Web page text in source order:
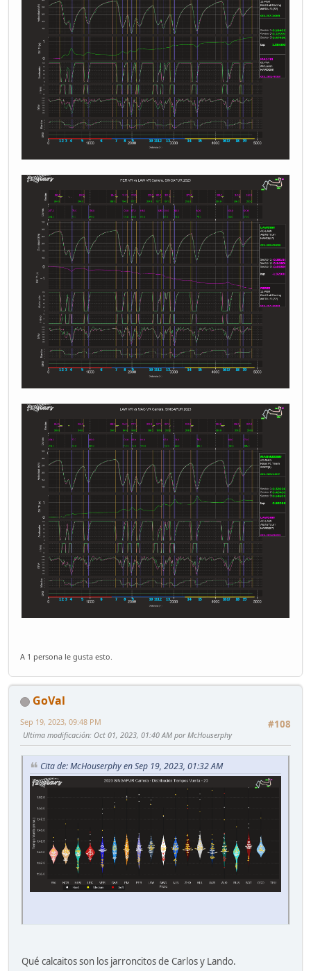
A 1 persona le gusta esto.
GoVal
#108
Sep 19, 2023, 09:48 PM
Ultima modificación: Oct 01, 2023, 01:40 AM por McHouserphy
Cita de: McHouserphy en Sep 19, 2023, 01:32 AM
Qué calcaitos son los jarroncitos de Carlos y Lando.